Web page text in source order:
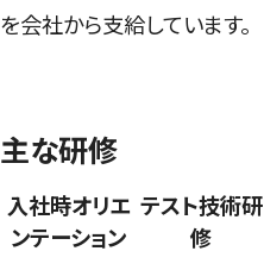
を会社から支給しています。
主な研修
入社時オリエ
ンテーション
テスト技術研
修